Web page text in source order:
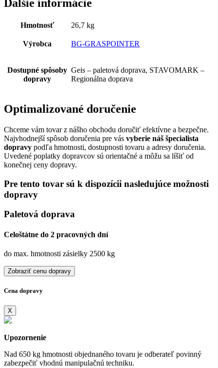
Ďalšie informácie
Hmotnosť 26,7 kg
Výrobca BG-GRASPOINTER
Dostupné spôsoby
dopravy
Geis – paletová doprava, STAVOMARK –
Regionálna doprava
Optimalizované doručenie
Chceme vám tovar z nášho obchodu doručiť efektívne a bezpečne.
Najvhodnejší spôsob doručenia pre vás vyberie náš špecialista
dopravy podľa hmotnosti, dostupnosti tovaru a adresy doručenia.
Uvedené poplatky dopravcov sú orientačné a môžu sa líšiť od
konečnej ceny dopravy.
Pre tento tovar sú k dispozícii nasledujúce možnosti
dopravy
Paletová doprava
Celoštátne do 2 pracovných dní
do max. hmotnosti zásielky 2500 kg
Zobraziť cenu dopravy
Cena dopravy
X
Upozornenie
Nad 650 kg hmotnosti objednaného tovaru je odberateľ povinný
zabezpečiť vhodnú manipulačnú techniku.